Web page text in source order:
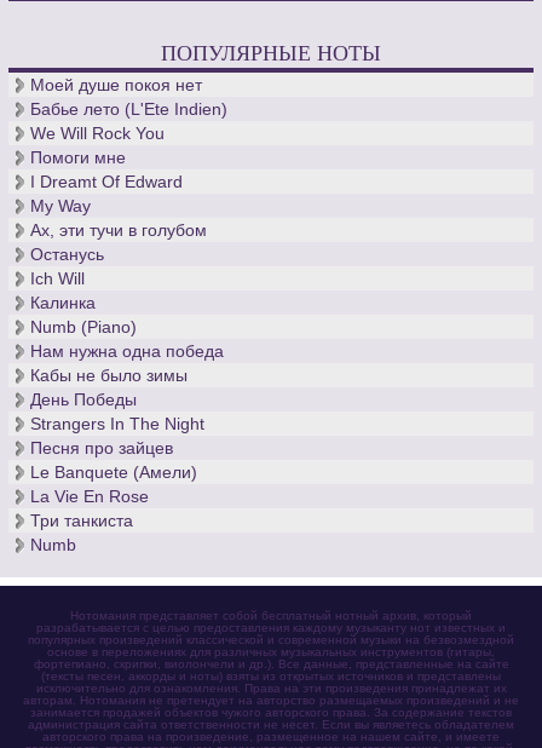
ПОПУЛЯРНЫЕ НОТЫ
Моей душе покоя нет
Бабье лето (L'Ete Indien)
We Will Rock You
Помоги мне
I Dreamt Of Edward
My Way
Ах, эти тучи в голубом
Останусь
Ich Will
Калинка
Numb (Piano)
Нам нужна одна победа
Кабы не было зимы
День Победы
Strangers In The Night
Песня про зайцев
Le Banquete (Амели)
La Vie En Rose
Три танкиста
Numb
Нотомания представляет собой бесплатный нотный архив, который
разрабатывается с целью предоставления каждому музыканту нот известных и
популярных произведений классической и современной музыки на безвозмездной
основе в переложениях для различных музыкальных инструментов (гитары,
фортепиано, скрипки, виолончели и др.). Все данные, представленные на сайте
(тексты песен, аккорды и ноты) взяты из открытых источников и представлены
исключительно для ознакомления. Права на эти произведения принадлежат их
авторам. Нотомания не претендует на авторство размещаемых произведений и не
занимается продажей объектов чужого авторского права. За содержание текстов
администрация сайта ответственности не несет. Если вы являетесь обладателем
авторского права на произведение, размещенное на нашем сайте, и имеете